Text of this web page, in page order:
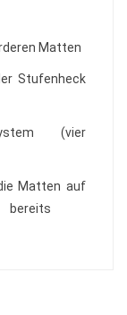
Matten
Stufenheck
(vier
Matten auf
bereits